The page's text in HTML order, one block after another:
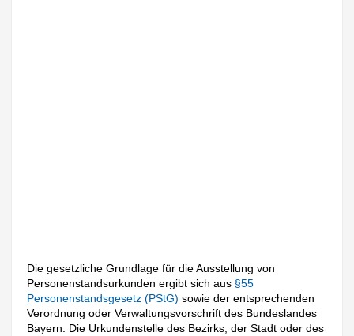
Die gesetzliche Grundlage für die Ausstellung von
Personenstandsurkunden ergibt sich aus §55
Personenstandsgesetz (PStG)sowie der entsprechenden
Verordnung oder Verwaltungsvorschrift des Bundeslandes
Bayern. Die Urkundenstelle des Bezirks, der Stadt oder des